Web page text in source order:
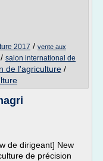
2017 / vente aux
/ salon international de
de l'agriculture /
de dirigeant] New
de précision